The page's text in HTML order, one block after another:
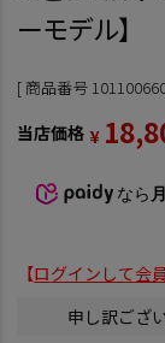
ーモデル】
商品番号
当店価格 ¥
なら
【ログインして会
申し訳ござ